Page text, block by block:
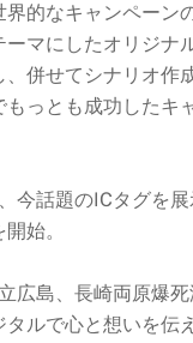
界的なキャンペーン
ーマにしたオリジナ
、併せてシナリオ作
もっとも成功したキ
今話題のICタグを展
始。
広島、長崎両原爆
タルで心と想いを伝